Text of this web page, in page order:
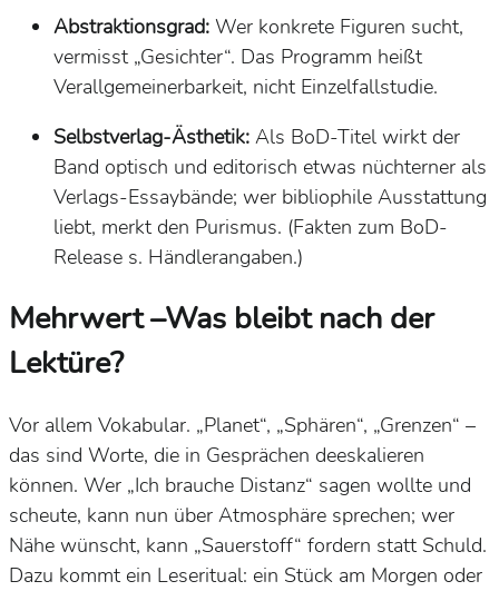
Abstraktionsgrad: Wer konkrete Figuren sucht,
vermisst „Gesichter“. Das Programm heißt
Verallgemeinerbarkeit, nicht Einzelfallstudie.
Selbstverlag-Ästhetik: Als BoD-Titel wirkt der
Band optisch und editorisch etwas nüchterner als
Verlags-Essaybände; wer bibliophile Ausstattung
liebt, merkt den Purismus. (Fakten zum BoD-
Release s. Händlerangaben.)
Mehrwert –Was bleibt nach der
Lektüre?
Vor allem Vokabular. „Planet“, „Sphären“, „Grenzen“ –
das sind Worte, die in Gesprächen deeskalieren
können. Wer „Ich brauche Distanz“ sagen wollte und
scheute, kann nun über Atmosphäre sprechen; wer
Nähe wünscht, kann „Sauerstoff“ fordern statt Schuld.
Dazu kommt ein Leseritual: ein Stück am Morgen oder